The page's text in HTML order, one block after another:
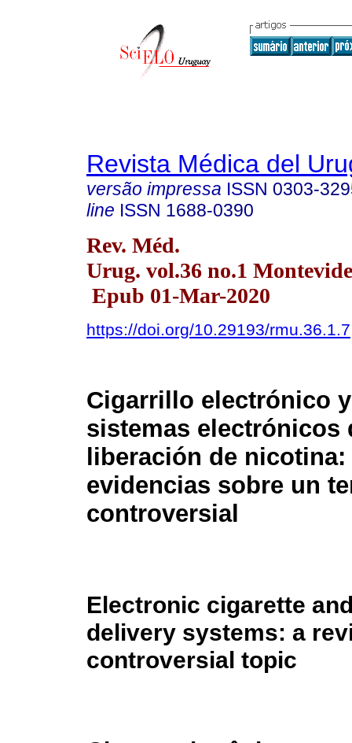
Revista Médica del
versão impressa ISSN 0303-
line ISSN 1688-0390
Rev. Méd.
Urug. vol.36 no.1
Epub 01-Mar-2020
https://doi.org/10.29193/rmu.36.1.7
Cigarrillo electrónico
sistemas electrónicos
liberación de
evidencias sobre un
controversial
Electronic cigarette
delivery systems: a
controversial topic